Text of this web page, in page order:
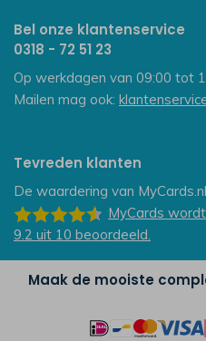
Bel onze klantenservice
0318 - 72 51 23
Op werkdagen van 09:00 tot
Mailen mag ook:
Tevreden klanten
De waardering van MyCards.nl
MyCards
9.2 uit 10 beoordeeld.
Maak de mooiste